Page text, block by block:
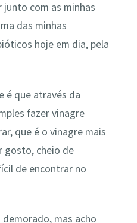
com as minhas
das minhas
hoje em dia, pela
é que através da
fazer vinagre
que é o vinagre mais
gosto, cheio de
de encontrar no
mas acho